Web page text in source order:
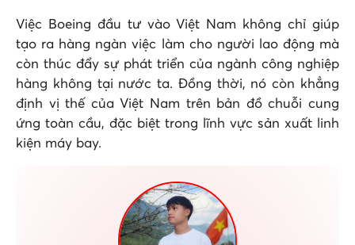
Việc Boeing đầu tư vào Việt Nam không chỉ giúp
tạo ra hàng ngàn việc làm cho người lao động mà
còn thúc đẩy sự phát triển của ngành công nghiệp
hàng không tại nước ta. Đồng thời, nó còn khẳng
định vị thế của Việt Nam trên bản đồ chuỗi cung
ứng toàn cầu, đặc biệt trong lĩnh vực sản xuất linh
kiện máy bay.